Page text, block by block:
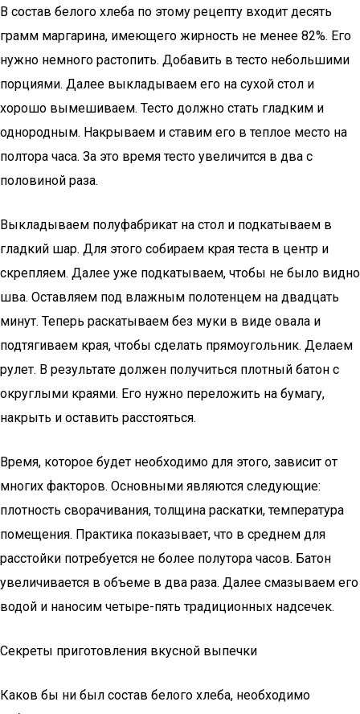
В состав белого хлеба по этому рецепту входит десять
грамм маргарина, имеющего жирность не менее 82%. Его
нужно немного растопить. Добавить в тесто небольшими
порциями. Далее выкладываем его на сухой стол и
хорошо вымешиваем. Тесто должно стать гладким и
однородным. Накрываем и ставим его в теплое место на
полтора часа. За это время тесто увеличится в два с
половиной раза.
Выкладываем полуфабрикат на стол и подкатываем в
гладкий шар. Для этого собираем края теста в центр и
скрепляем. Далее уже подкатываем, чтобы не было видно
шва. Оставляем под влажным полотенцем на двадцать
минут. Теперь раскатываем без муки в виде овала и
подтягиваем края, чтобы сделать прямоугольник. Делаем
рулет. В результате должен получиться плотный батон с
округлыми краями. Его нужно переложить на бумагу,
накрыть и оставить расстояться.
Время, которое будет необходимо для этого, зависит от
многих факторов. Основными являются следующие:
плотность сворачивания, толщина раскатки, температура
помещения. Практика показывает, что в среднем для
расстойки потребуется не более полутора часов. Батон
увеличивается в объеме в два раза. Далее смазываем его
водой и наносим четыре-пять традиционных надсечек.
Секреты приготовления вкусной выпечки
Каков бы ни был состав белого хлеба, необходимо